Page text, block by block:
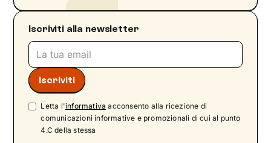
Iscriviti alla newsletter
Letta l'informativa acconsento alla ricezione di
comunicazioni informative e promozionali di cui al punto
4.C della stessa